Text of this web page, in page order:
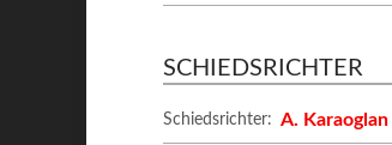
SCHIEDSRICHTER
Schiedsrichter: A. Karaoglan